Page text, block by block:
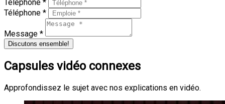
Téléphone *
Téléphone *
Message *
Discutons ensemble!
Capsules vidéo connexes
Approfondissez le sujet avec nos explications en vidéo.